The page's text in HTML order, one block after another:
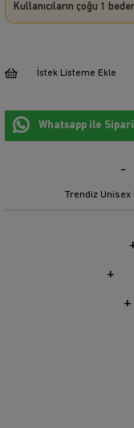
Kullanıcıların çoğu 1
İstek Listeme Ekle
Whatsapp ile
Trendiz